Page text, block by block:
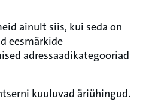
ainult siis, kui seda on
eesmärkide
adressaadikategooriad
kuuluvad äriühingud.